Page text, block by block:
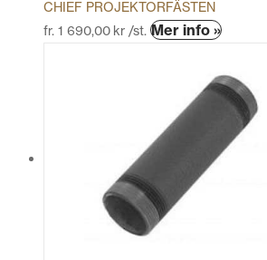
CHIEF PROJEKTORFÄSTEN
fr. 1 690,00 kr /st. Mer info »Den
har
flera
varianter.
De